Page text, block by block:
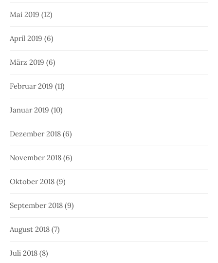
Mai 2019 (12)
April 2019 (6)
März 2019 (6)
Februar 2019 (11)
Januar 2019 (10)
Dezember 2018 (6)
November 2018 (6)
Oktober 2018 (9)
September 2018 (9)
August 2018 (7)
Juli 2018 (8)